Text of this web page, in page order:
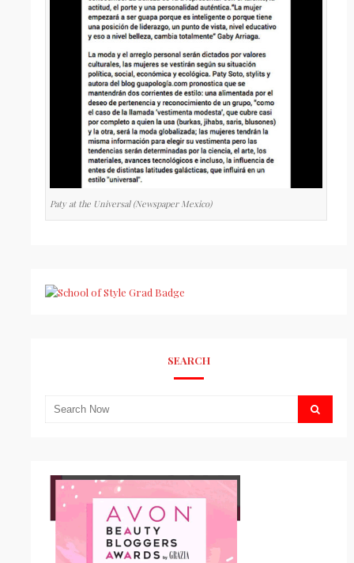
Paty at the Universal (Newspaper Mexico)
SEARCH